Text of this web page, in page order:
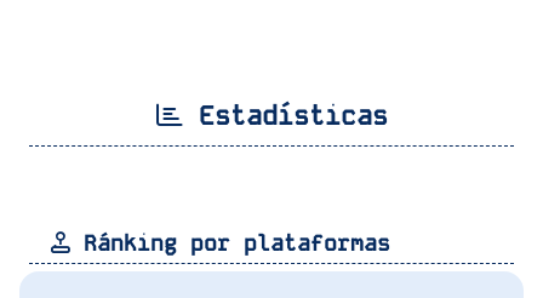
Estadísticas
Ránking por plataformas